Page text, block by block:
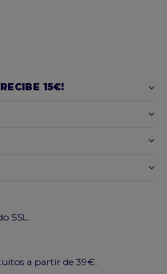
15€!
SSL.
a partir de 39€.